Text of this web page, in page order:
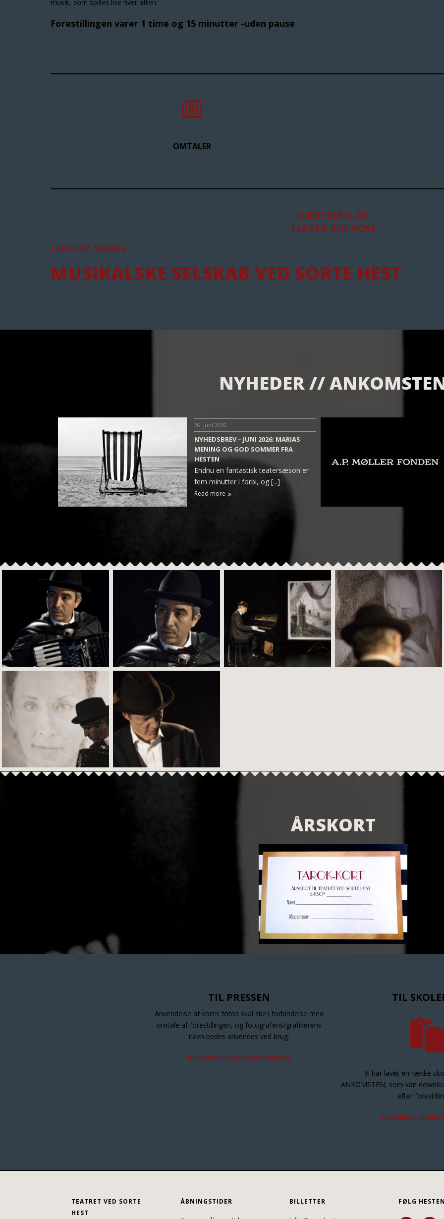
musik, som spilles live hver aften.
Forestillingen varer 1 time og 15 minutter -uden pause
OMTALER
GÆSTESPIL AF
TEATER RIO ROSE
LÆS OM VORES
MUSIKALSKE SELSKAB VED SORTE HEST
NYHEDER //
26. juni 2026
NYHEDSBREV – JUNI 2026: MARIAS
MENING OG GOD SOMMER FRA
HESTEN
Endnu en fantastisk teatersæson er
fem minutter i forbi, og [...]
Read more
ÅRSKORT
TIL PRESSEN
Anvendelse af vores fotos skal ske i forbindelse med
omtale af forestillingen, og fotografens/grafikerens
navn bedes anvendes ved brug.
Download pressemeddelelse
TIL
Vi har lavet en række
ANKOMSTEN, som kan
efter
Download
TEATRET VED SORTE
HEST
ÅBNINGSTIDER BILLETTER FØLG